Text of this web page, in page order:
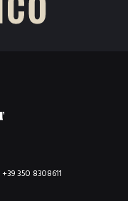
+39 350 8308611